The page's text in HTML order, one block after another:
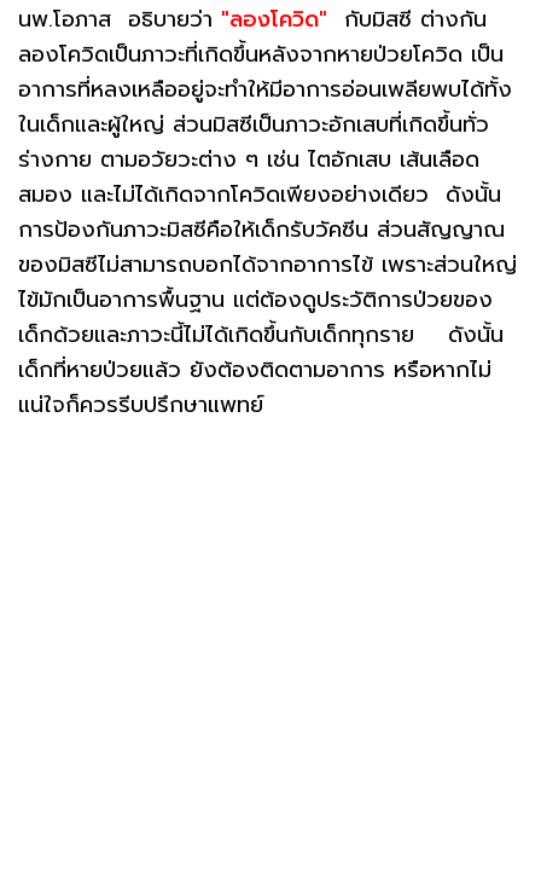
นพ.โอภาส อธิบายว่า "ลองโควิด" กับมิสซี ต่างกัน
ลองโควิดเป็นภาวะที่เกิดขึ้นหลังจากหายป่วยโควิด เป็น
อาการที่หลงเหลืออยู่จะทำให้มีอาการอ่อนเพลียพบได้ทั้ง
ในเด็กและผู้ใหญ่ ส่วนมิสซีเป็นภาวะอักเสบที่เกิดขึ้นทั่ว
ร่างกาย ตามอวัยวะต่าง ๆ เช่น ไตอักเสบ เส้นเลือด
สมอง และไม่ได้เกิดจากโควิดเพียงอย่างเดียว ดังนั้น
การป้องกันภาวะมิสซีคือให้เด็กรับวัคซีน ส่วนสัญญาณ
ของมิสซีไม่สามารถบอกได้จากอาการไข้ เพราะส่วนใหญ่
ไข้มักเป็นอาการพื้นฐาน แต่ต้องดูประวัติการป่วยของ
เด็กด้วยและภาวะนี้ไม่ได้เกิดขึ้นกับเด็กทุกราย ดังนั้น
เด็กที่หายป่วยแล้ว ยังต้องติดตามอาการ หรือหากไม่
แน่ใจก็ควรรีบปรึกษาแพทย์